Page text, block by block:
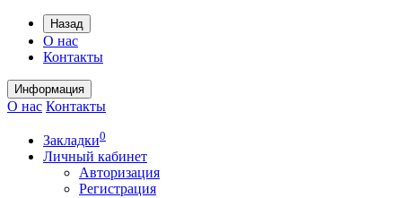
Назад
О нас
Контакты
Информация
О нас Контакты
Закладки0
Личный кабинет
Авторизация
Регистрация